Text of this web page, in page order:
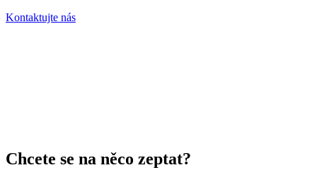
Kontaktujte nás
Chcete se na něco zeptat?